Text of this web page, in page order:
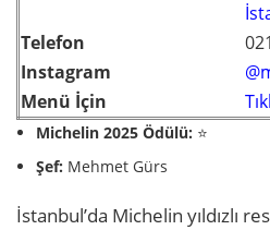
Telefon
Instagram
Menü İçin
Michelin 2025 Ödülü: ⭐
Şef: Mehmet Gürs
İstanbul’da Michelin yıldızlı